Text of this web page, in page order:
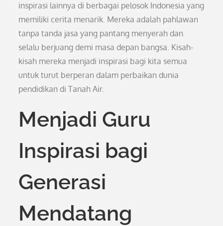
inspirasi lainnya di berbagai pelosok Indonesia yang
memiliki cerita menarik. Mereka adalah pahlawan
tanpa tanda jasa yang pantang menyerah dan
selalu berjuang demi masa depan bangsa. Kisah-
kisah mereka menjadi inspirasi bagi kita semua
untuk turut berperan dalam perbaikan dunia
pendidikan di Tanah Air.
Menjadi Guru
Inspirasi bagi
Generasi
Mendatang